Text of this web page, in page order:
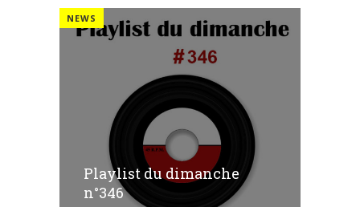
NEWS
Playlist du dimanche
n°346